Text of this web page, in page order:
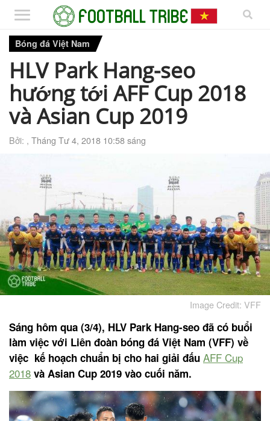
Bóng đá Việt Nam
HLV Park Hang-seo
hướng tới AFF Cup 2018
và Asian Cup 2019
Bởi: , Tháng Tư 4, 2018 10:58 sáng
Image Credit: VFF
Sáng hôm qua (3/4), HLV Park Hang-seo đã có buổi
làm việc với Liên đoàn bóng đá Việt Nam (VFF) về
việc kế hoạch chuẩn bị cho hai giải đấu AFF Cup
2018 và Asian Cup 2019 vào cuối năm.